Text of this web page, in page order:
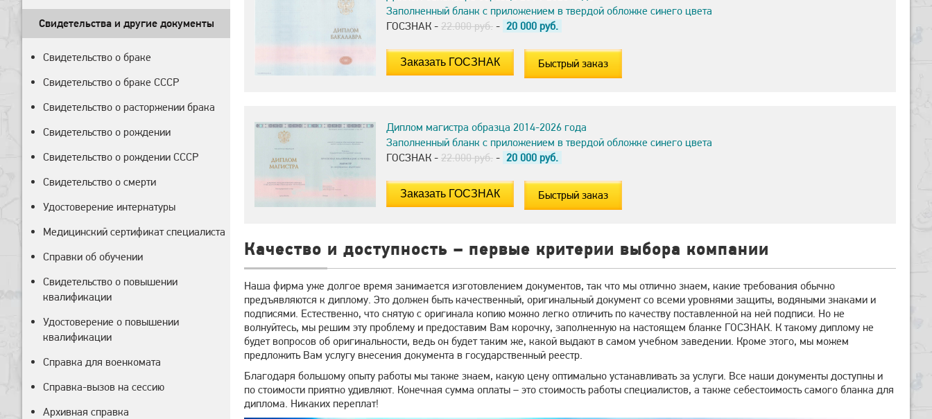
Заполненный бланк с приложением в твердой обложке синего цвета
ГОСЗНАК - 22.000 руб. - 20 000 руб.
Быстрый заказ
Диплом магистра образца 2014-2026 года
Заполненный бланк с приложением в твердой обложке синего цвета
ГОСЗНАК - 22.000 руб. - 20 000 руб.
Быстрый заказ
Качество и доступность – первые критерии выбора компании
Наша фирма уже долгое время занимается изготовлением документов, так что мы отлично знаем, какие требования обычно
предъявляются к диплому. Это должен быть качественный, оригинальный документ со всеми уровнями защиты, водяными знаками и
подписями. Естественно, что снятую с оригинала копию можно легко отличить по качеству поставленной на ней подписи. Но не
волнуйтесь, мы решим эту проблему и предоставим Вам корочку, заполненную на настоящем бланке ГОСЗНАК. К такому диплому не
будет вопросов об оригинальности, ведь он будет таким же, какой выдают в самом учебном заведении. Кроме этого, мы можем
предложить Вам услугу внесения документа в государственный реестр.
Благодаря большому опыту работы мы также знаем, какую цену оптимально устанавливать за услуги. Все наши документы доступны и
по стоимости приятно удивляют. Конечная сумма оплаты – это стоимость работы специалистов, а также себестоимость самого бланка для
диплома. Никаких переплат!
Свидетельства и другие документы
Свидетельство о браке
Свидетельство о браке СССР
Свидетельство о расторжении брака
Свидетельство о рождении
Свидетельство о рождении СССР
Свидетельство о смерти
Удостоверение интернатуры
Медицинский сертификат специалиста
Справки об обучении
Свидетельство о повышении
квалификации
Удостоверение о повышении
квалификации
Справка для военкомата
Справка-вызов на сессию
Архивная справка